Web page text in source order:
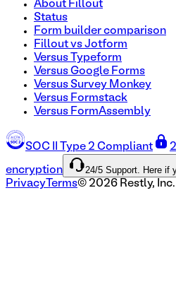
About Fillout
Status
Form builder comparison
Fillout vs Jotform
Versus Typeform
Versus Google Forms
Versus Survey Monkey
Versus Formstack
Versus FormAssembly
SOC II Type 2 Compliant
encryption 24/5 Support. Here if
Privacy Terms© 2026 Restly, Inc.